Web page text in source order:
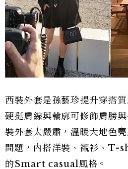
西裝外套是孫藝珍提升穿搭
硬挺肩線與輪廓可修飾肩膀
裝外套太嚴肅，溫暖大地色
問題，內搭洋裝、襯衫、T-
的Smart casual風格。